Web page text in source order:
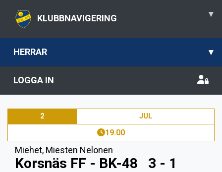
KLUBBNAVIGERING ▾
HERRAR ▾
LOGGA IN
2 JUL
19.00
Miehet, Miesten Nelonen
Korsnäs FF - BK-48 3 - 1